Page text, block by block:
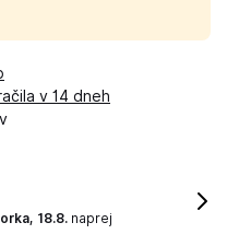
v 14 dneh
18.8. naprej